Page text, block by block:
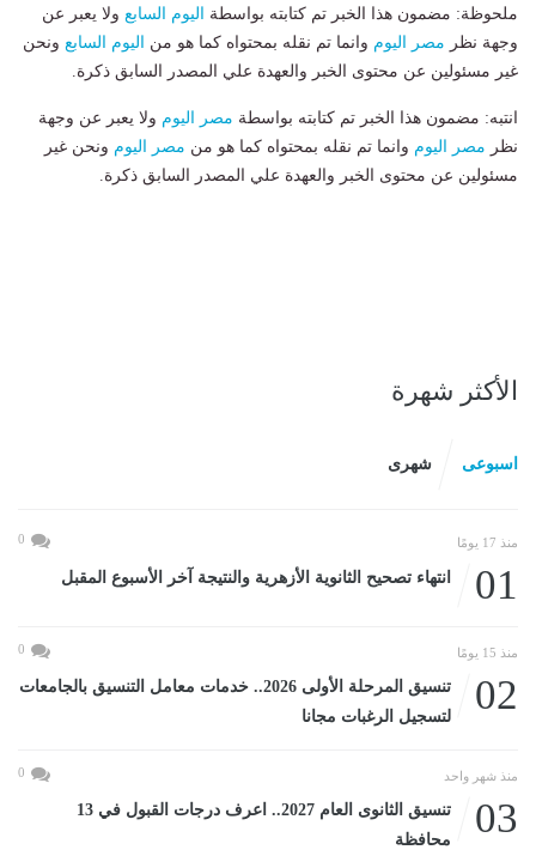
ملحوظة: مضمون هذا الخبر تم كتابته بواسطة اليوم السابع ولا يعبر عن
وجهة نظر مصر اليوم وانما تم نقله بمحتواه كما هو من اليوم السابع ونحن
غير مسئولين عن محتوى الخبر والعهدة علي المصدر السابق ذكرة.
انتبه: مضمون هذا الخبر تم كتابته بواسطة مصر اليوم ولا يعبر عن وجهة
نظر مصر اليوم وانما تم نقله بمحتواه كما هو من مصر اليوم ونحن غير
مسئولين عن محتوى الخبر والعهدة علي المصدر السابق ذكرة.
الأكثر شهرة
اسبوعى شهرى
منذ 17 يومًا 0
01 انتهاء تصحيح الثانوية الأزهرية والنتيجة آخر الأسبوع المقبل
منذ 15 يومًا 0
02
تنسيق المرحلة الأولى 2026.. خدمات معامل التنسيق بالجامعات
لتسجيل الرغبات مجانا
منذ شهر واحد 0
03
تنسيق الثانوى العام 2027.. اعرف درجات القبول في 13
محافظة